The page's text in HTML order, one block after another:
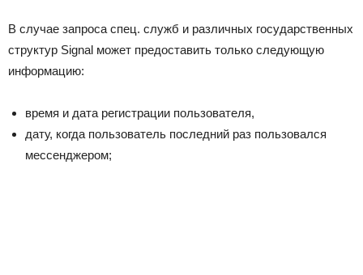
В случае запроса спец. служб и различных государственных
структур Signal может предоставить только следующую
информацию:
время и дата регистрации пользователя,
дату, когда пользователь последний раз пользовался
мессенджером;